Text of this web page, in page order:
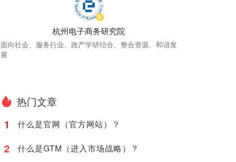
杭州电子商务研究院
面向社会、服务行业、政产学研结合、整合资源、和谐发
展
热门文章
1
什么是官网（官方网站）？
2 什么是GTM（进入市场战略）？